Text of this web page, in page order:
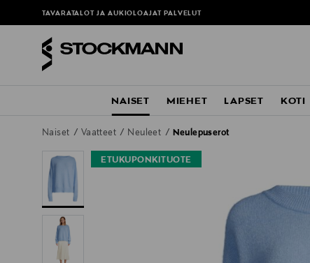
TAVARATALOT JA AUKIOLOAJAT PALVELUT
NAISET MIEHET LAPSET KOTI
Naiset Vaatteet Neuleet Neulepuserot
ETUKUPONKITUOTE